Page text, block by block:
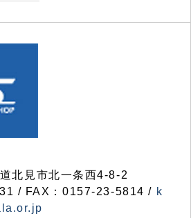
北見市北一条西4-8-2
/ FAX：0157-23-5814 / k